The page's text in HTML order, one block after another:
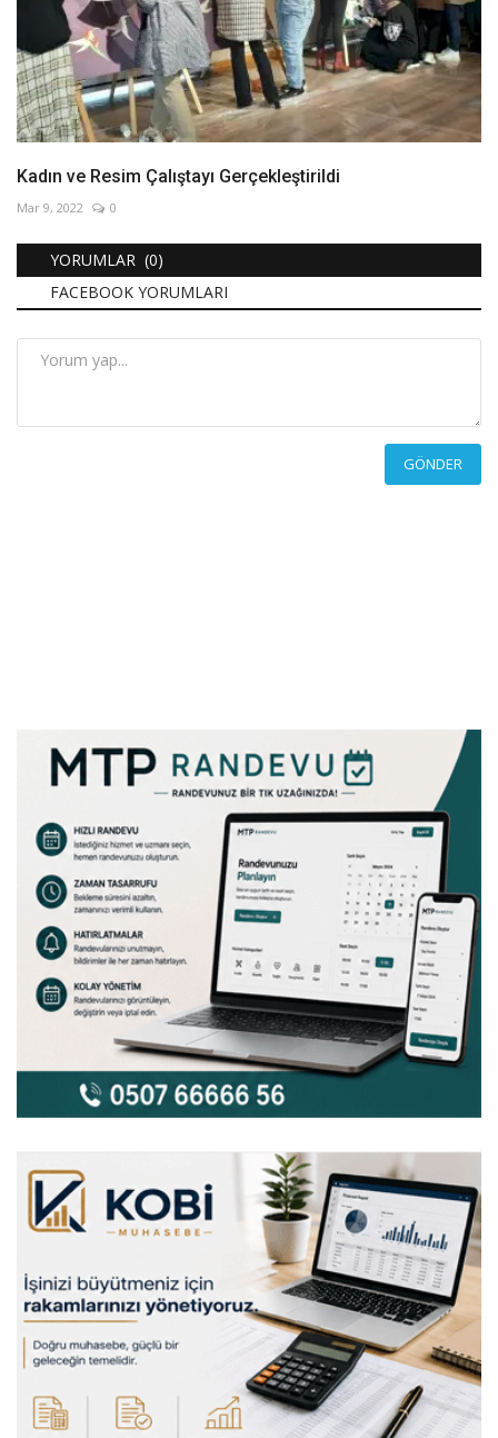
Kadın ve Resim Çalıştayı Gerçekleştirildi
Mar 9, 2022 0
YORUMLAR (0)
FACEBOOK YORUMLARI
GÖNDER